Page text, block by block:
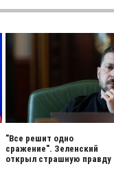
"Все решит одно
сражение". Зеленский
открыл страшную правду